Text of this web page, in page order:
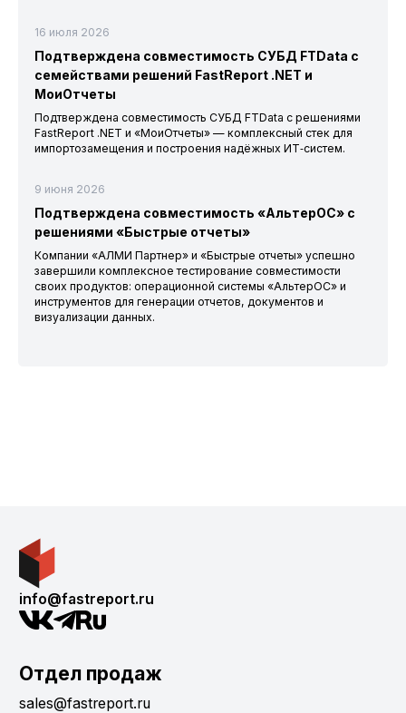
16 июля 2026
Подтверждена совместимость СУБД FTData с
семействами решений FastReport .NET и
МоиОтчеты
Подтверждена совместимость СУБД FTData с решениями
FastReport .NET и «МоиОтчеты» — комплексный стек для
импортозамещения и построения надёжных ИТ‑систем.
9 июня 2026
Подтверждена совместимость «АльтерОС» с
решениями «Быстрые отчеты»
Компании «АЛМИ Партнер» и «Быстрые отчеты» успешно
завершили комплексное тестирование совместимости
своих продуктов: операционной системы «АльтерОС» и
инструментов для генерации отчетов, документов и
визуализации данных.
info@fastreport.ru
Отдел продаж
sales@fastreport.ru